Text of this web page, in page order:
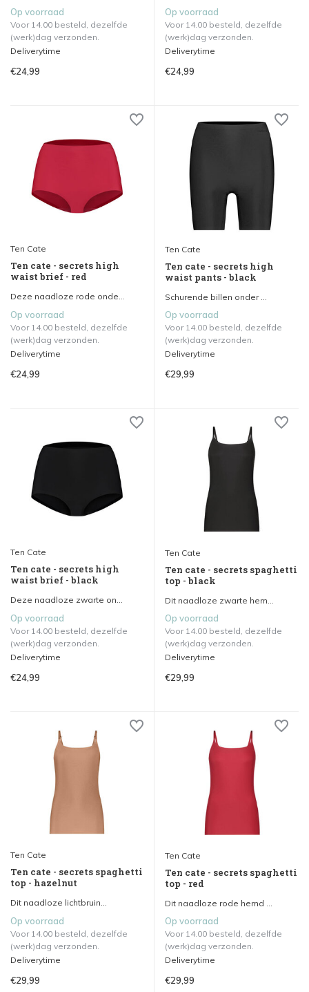
Op voorraad
Voor 14.00 besteld, dezelfde
(werk)dag verzonden.
Deliverytime
€24,99
Op voorraad
Voor 14.00 besteld, dezelfde
(werk)dag verzonden.
Deliverytime
€24,99
Ten Cate
Ten cate - secrets high
waist brief - red
Deze naadloze rode onde...
Op voorraad
Voor 14.00 besteld, dezelfde
(werk)dag verzonden.
Deliverytime
€24,99
Ten Cate
Ten cate - secrets high
waist pants - black
Schurende billen onder ...
Op voorraad
Voor 14.00 besteld, dezelfde
(werk)dag verzonden.
Deliverytime
€29,99
Ten Cate
Ten cate - secrets high
waist brief - black
Deze naadloze zwarte on...
Op voorraad
Voor 14.00 besteld, dezelfde
(werk)dag verzonden.
Deliverytime
€24,99
Ten Cate
Ten cate - secrets spaghetti
top - black
Dit naadloze zwarte hem...
Op voorraad
Voor 14.00 besteld, dezelfde
(werk)dag verzonden.
Deliverytime
€29,99
Ten Cate
Ten cate - secrets spaghetti
top - hazelnut
Dit naadloze lichtbruin...
Op voorraad
Voor 14.00 besteld, dezelfde
(werk)dag verzonden.
Deliverytime
€29,99
Ten Cate
Ten cate - secrets spaghetti
top - red
Dit naadloze rode hemd ...
Op voorraad
Voor 14.00 besteld, dezelfde
(werk)dag verzonden.
Deliverytime
€29,99